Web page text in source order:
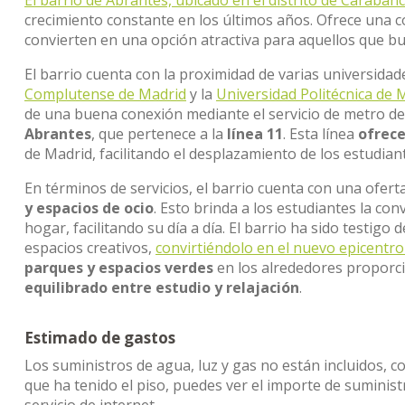
crecimiento constante en los últimos años. Ofrece una
convierten en una opción atractiva para aquellos que
El barrio cuenta con la proximidad de varias
Complutense de Madrid y la Universidad Politécnica de
de una buena conexión mediante el servicio de metro
Abrantes, que pertenece a la línea 11. Esta línea
de Madrid, facilitando el desplazamiento de los
En términos de servicios, el barrio cuenta con una
y espacios de ocio. Esto brinda a los estudiantes la
hogar, facilitando su día a día. El barrio ha sido testigo
espacios creativos, convirtiéndolo en el nuevo
parques y espacios verdesen los alrededores
equilibrado entre estudio y relajación.
Estimado de gastos
Los suministros de agua, luz y gas no están incluidos,
que ha tenido el piso, puedes ver el importe de